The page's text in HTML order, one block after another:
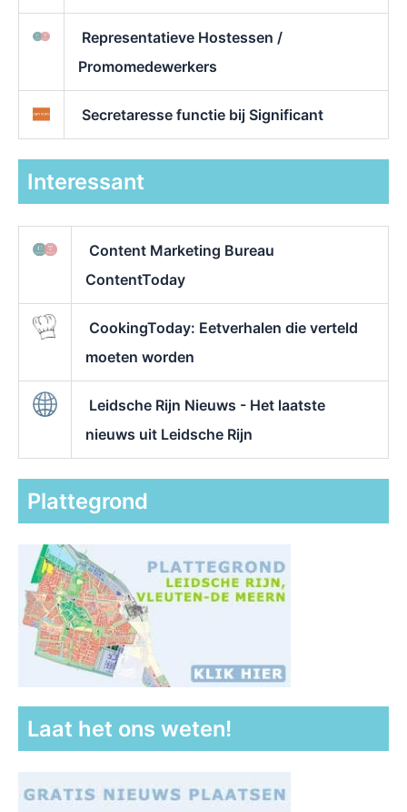
Representatieve Hostessen /
Promomedewerkers
Secretaresse functie bij Significant
Interessant
Content Marketing Bureau
ContentToday
CookingToday: Eetverhalen die verteld
moeten worden
Leidsche Rijn Nieuws - Het laatste
nieuws uit Leidsche Rijn
Plattegrond
Laat het ons weten!